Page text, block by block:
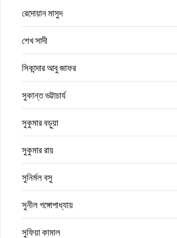
রেদোয়ান মাসুদ
শেখ সাদী
সিকান্দার আবু জাফর
সুকান্ত ভট্টাচার্য
সুকুমার বড়ুয়া
সুকুমার রায়
সুনির্মল বসু
সুনীল গঙ্গোপাধ্যায়
সুফিয়া কামাল